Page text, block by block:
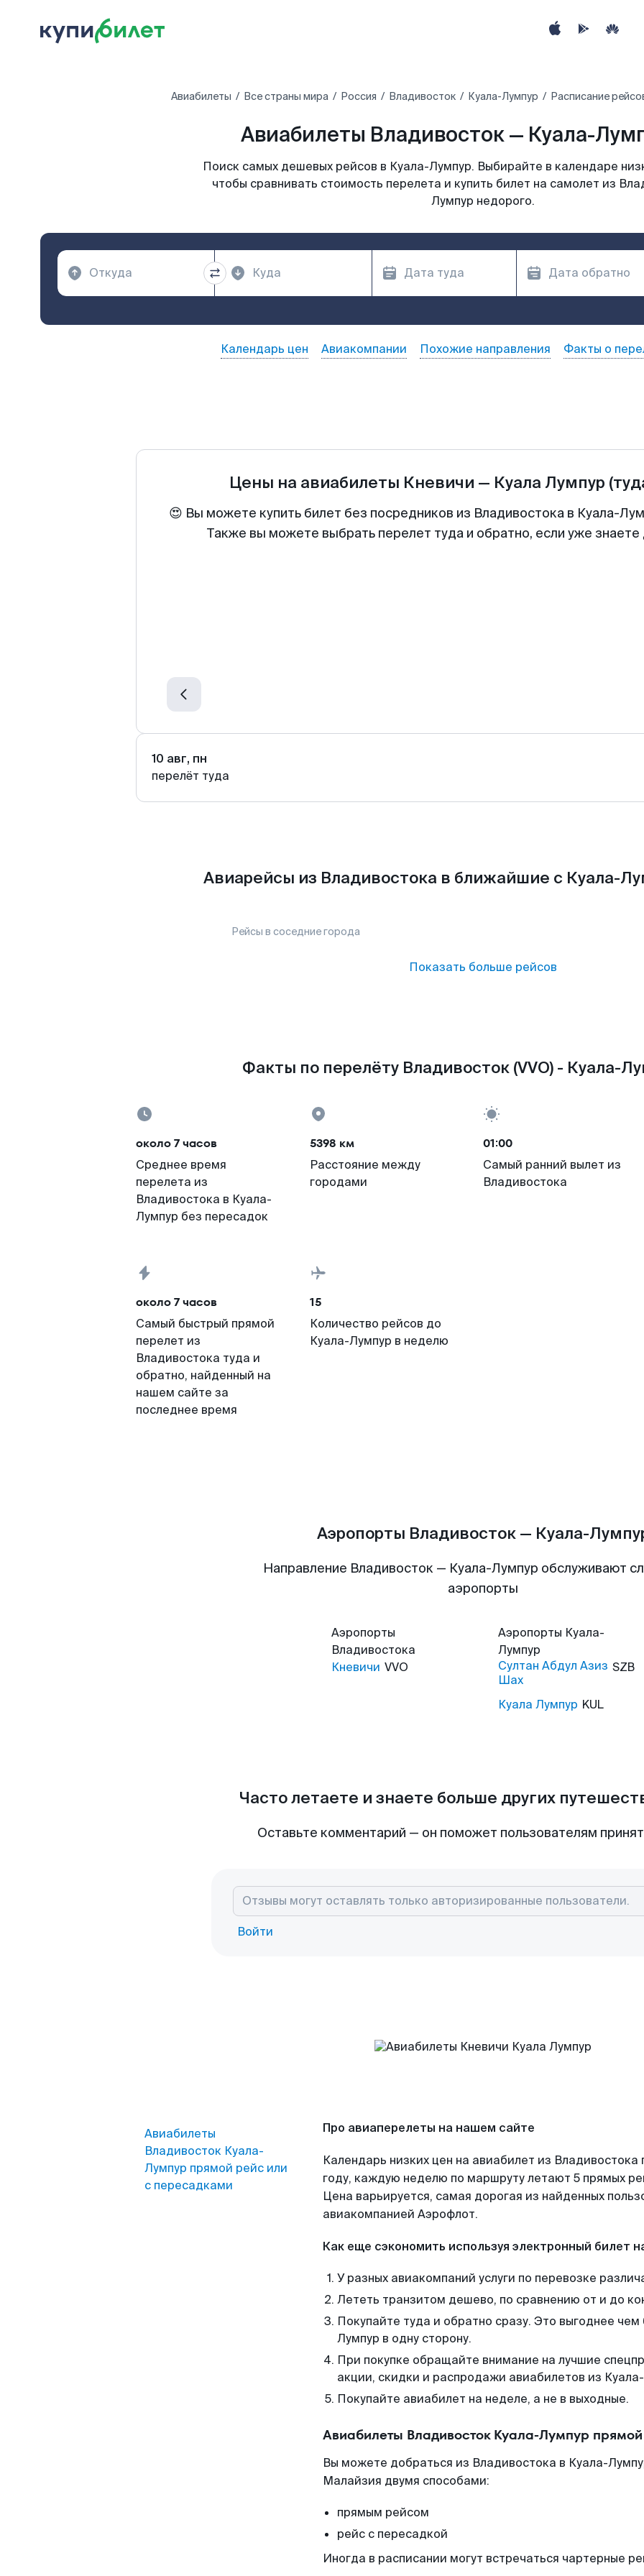
Авиабилеты Все страны мира Россия Владивосток Куала-Лумпур Расписание
Авиабилеты Владивосток — Куала-
Поиск самых дешевых рейсов в Куала-Лумпур. Выбирайте в календаре
чтобы сравнивать стоимость перелета и купить билет на самолет из
Лумпур недорого.
Календарь цен Авиакомпании Похожие направления Факты о
Цены на авиабилеты Кневичи — Куала Лумпур
😍 Вы можете купить билет без посредников из Владивостока в Куала-
Также вы можете выбрать перелет туда и обратно, если уже
10 авг, пн
перелёт туда
Авиарейсы из Владивостока в ближайшие с Куала-
Рейсы в соседние города
Показать больше рейсов
Факты по перелёту Владивосток (VVO) - Куала-
около 7 часов
Среднее время
перелета из
Владивостока в Куала-
Лумпур без пересадок
5398 км
Расстояние между
городами
01:00
Самый ранний вылет из
Владивостока
около 7 часов
Самый быстрый прямой
перелет из
Владивостока туда и
обратно, найденный на
нашем сайте за
последнее время
15
Количество рейсов до
Куала-Лумпур в неделю
Аэропорты Владивосток — Куала-
Направление Владивосток — Куала-Лумпур обслуживают
аэропорты
Аэропорты
Владивостока
Кневичи VVO
Аэропорты Куала-
Лумпур
Султан Абдул Азиз
Шах
SZB
Куала Лумпур KUL
Часто летаете и знаете больше других
Оставьте комментарий — он поможет пользователям
Войти
Авиабилеты
Владивосток Куала-
Лумпур прямой рейс или
с пересадками
Про авиаперелеты на нашем сайте
Календарь низких цен на авиабилет из
году, каждую неделю по маршруту летают 5 прямых
Цена варьируется, самая дорогая из найденных
авиакомпанией Аэрофлот.
Как еще сэкономить используя электронный билет
У разных авиакомпаний услуги по перевозке
Лететь транзитом дешево, по сравнению от и до
Покупайте туда и обратно сразу. Это выгоднее
Лумпур в одну сторону.
При покупке обращайте внимание на лучшие
акции, скидки и распродажи авиабилетов из
Покупайте авиабилет на неделе, а не в выходные.
Авиабилеты Владивосток Куала-Лумпур
Вы можете добраться из Владивостока в Куала-
Малайзия двумя способами:
прямым рейсом
рейс с пересадкой
Иногда в расписании могут встречаться чартерные